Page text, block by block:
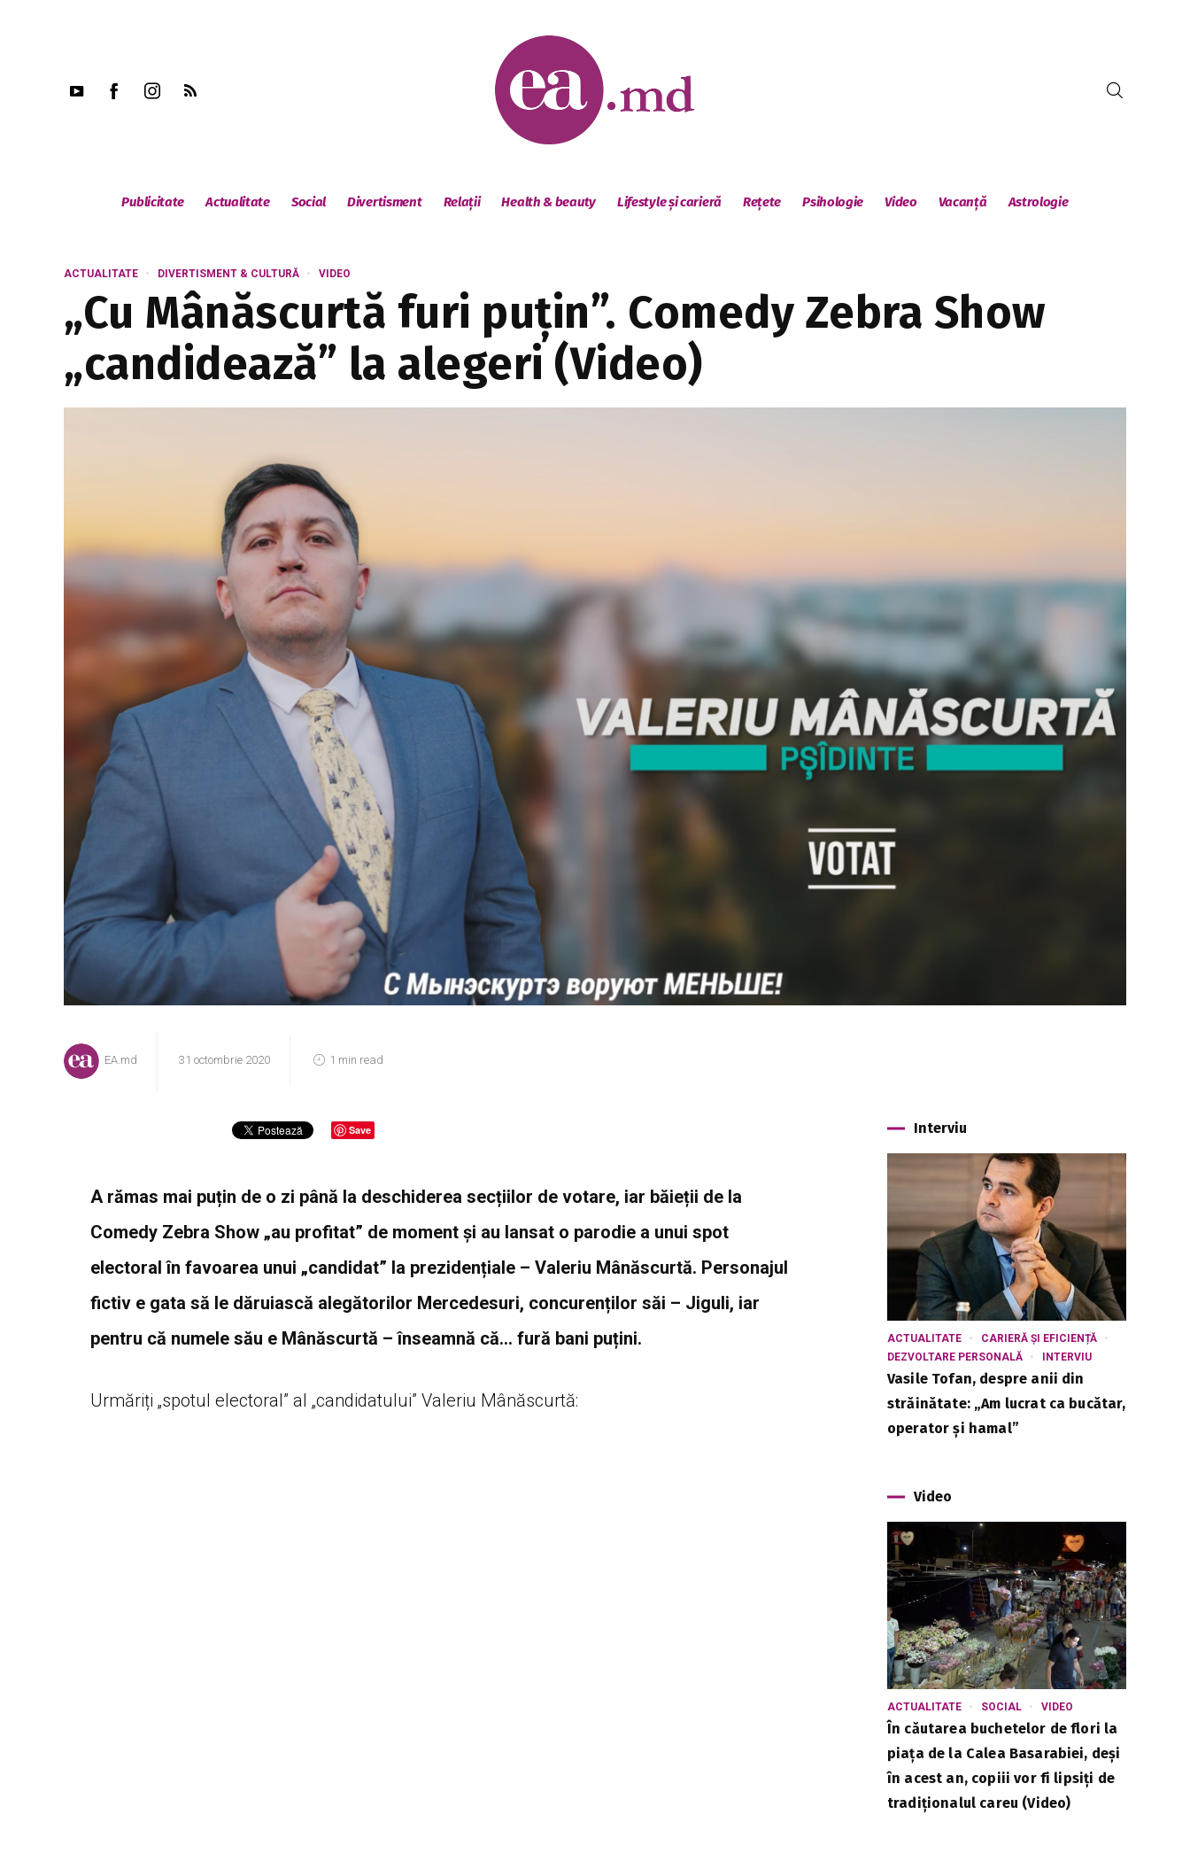
Publicitate Actualitate Social Divertisment Relații Health & beauty Lifestyle și carieră Rețete Psihologie Video Vacanță Astrologie
ACTUALITATE DIVERTISMENT & CULTURĂ VIDEO
„Cu Mânăscurtă furi puțin”. Comedy Zebra Show
„candidează” la alegeri (Video)
EA.md 31 octombrie 2020 1 min read
Save
A rămas mai puțin de o zi până la deschiderea secțiilor de votare, iar băieții de la
Comedy Zebra Show „au profitat” de moment și au lansat o parodie a unui spot
electoral în favoarea unui „candidat” la prezidențiale – Valeriu Mânăscurtă. Personajul
fictiv e gata să le dăruiască alegătorilor Mercedesuri, concurenților săi – Jiguli, iar
pentru că numele său e Mânăscurtă – înseamnă că… fură bani puțini.
Urmăriți „spotul electoral” al „candidatului” Valeriu Mânăscurtă:
Interviu
ACTUALITATE
CARIERĂ ȘI EFICIENȚĂ
DEZVOLTARE PERSONALĂ
INTERVIU
Vasile Tofan, despre anii din
străinătate: „Am lucrat ca bucătar,
operator și hamal”
Video
ACTUALITATE SOCIAL VIDEO
În căutarea buchetelor de flori la
piața de la Calea Basarabiei, deși
în acest an, copiii vor fi lipsiți de
tradiționalul careu (Video)